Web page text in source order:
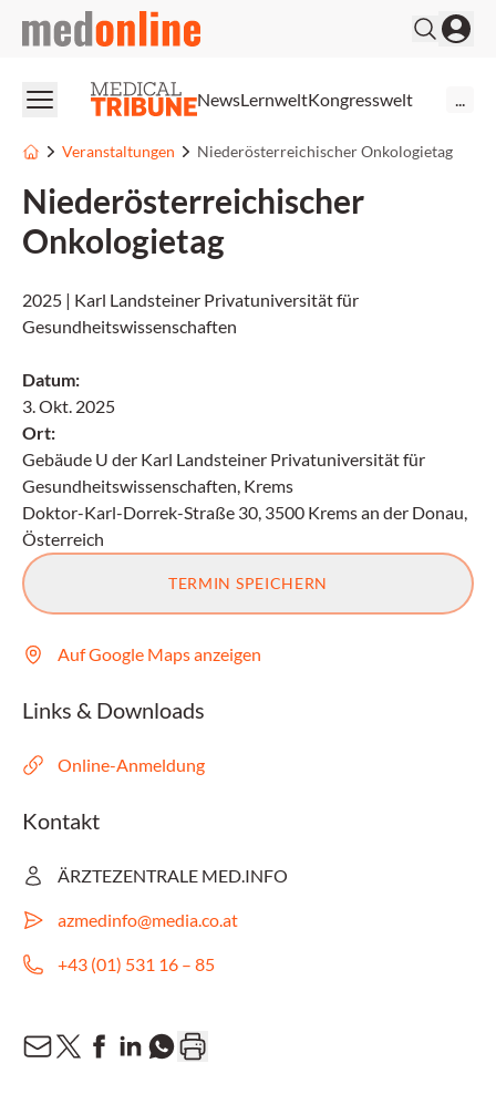
medonline
NewsLernweltKongresswelt
Veranstaltungen Niederösterreichischer Onkologietag
Niederösterreichischer
Onkologietag
2025 | Karl Landsteiner Privatuniversität für
Gesundheitswissenschaften
Datum:
3. Okt. 2025
Ort:
Gebäude U der Karl Landsteiner Privatuniversität für
Gesundheitswissenschaften, Krems
Doktor-Karl-Dorrek-Straße 30, 3500 Krems an der Donau,
Österreich
TERMIN SPEICHERN
Auf Google Maps anzeigen
Links & Downloads
Online-Anmeldung
Kontakt
ÄRZTEZENTRALE MED.INFO
azmedinfo@media.co.at
+43 (01) 531 16 – 85